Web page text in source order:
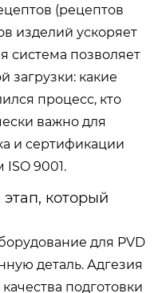
(рецептов
изделий ускоряет
система позволяет
загрузки: какие
процесс, кто
важно для
и сертификации
ISO 9001.
который
для PVD
деталь. Адгезия
подготовки